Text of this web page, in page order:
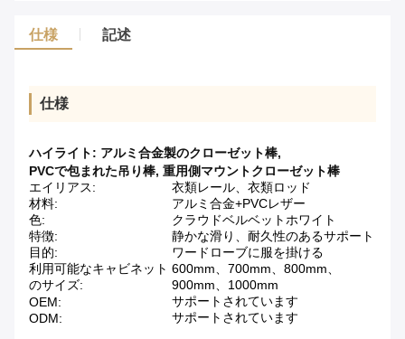
仕様 記述
仕様
ハイライト: アルミ合金製のクローゼット棒,
PVCで包まれた吊り棒, 重用側マウントクローゼット棒
エイリアス:
衣類レール、衣類ロッド
材料:
アルミ合金+PVCレザー
色:
クラウドベルベットホワイト
特徴:
静かな滑り、耐久性のあるサポート
目的:
ワードローブに服を掛ける
利用可能なキャビネット
のサイズ:
600mm、700mm、800mm、
900mm、1000mm
OEM:
サポートされています
ODM:
サポートされています